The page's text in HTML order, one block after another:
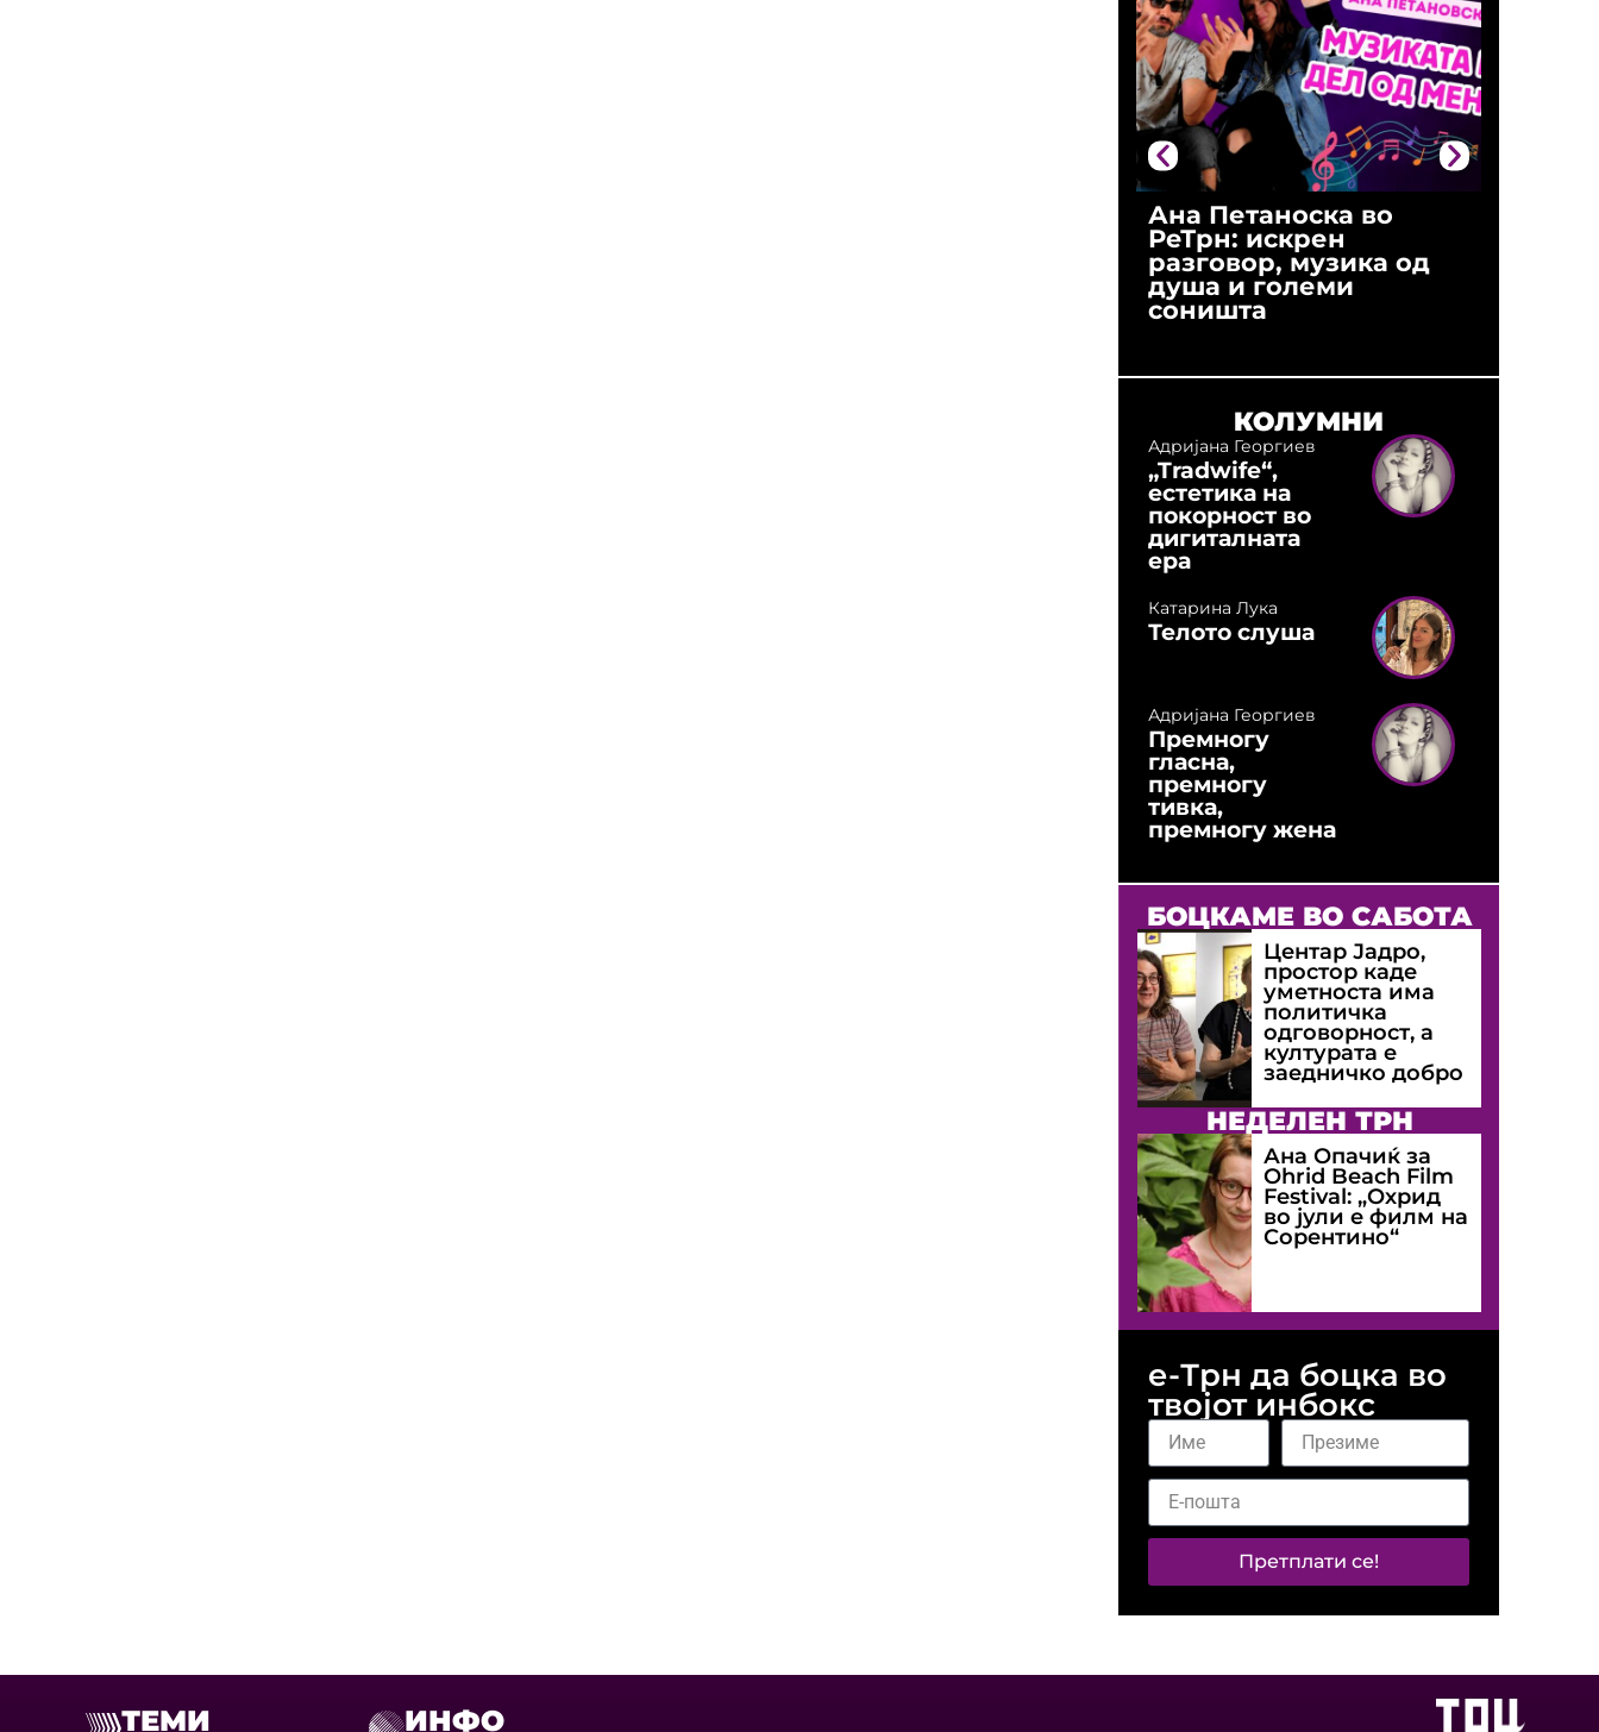
Ана Петаноска во
РеТрн: искрен
разговор, музика од
душа и големи
соништа
КОЛУМНИ
Адријана Георгиев
„Tradwife“,
естетика на
покорност во
дигиталната
ера
Катарина Лука
Телото слуша
Адријана Георгиев
Премногу
гласна,
премногу
тивка,
премногу жена
БОЦКАМЕ ВО САБОТА
Центар Јадро,
простор каде
уметноста има
политичка
одговорност, а
културата е
заедничко добро
НЕДЕЛЕН ТРН
Ана Опачиќ за
Оhrid Beach Film
Festival: „Охрид
во јули е филм на
Сорентино“
е-Трн да боцка во
твојот инбокс
Претплати се!
ТЕМИ ИНФО